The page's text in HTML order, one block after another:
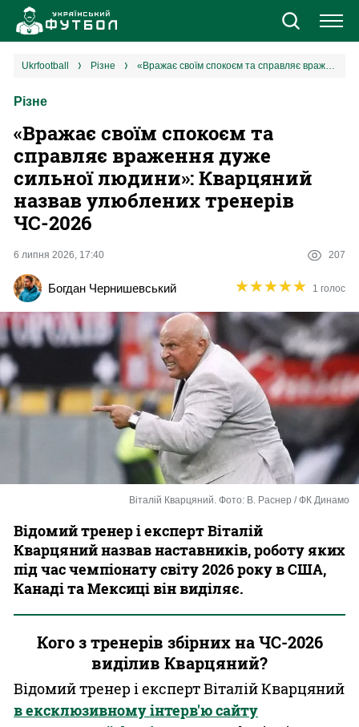
Новини
Єврокубки
УПЛ
Різне
Букмекери
Казино
ukrfootball різне «Вражає своїм спокоєм та справляє враження дуже сильної людини»: Кварцяний назвав улюблених тренерів ЧС-2026
Різне
«Вражає своїм спокоєм та
справляє враження дуже
сильної людини»: Кварцяний
назвав улюблених тренерів
ЧС-2026
6 липня 2026, 17:40 207
Богдан Чернишевський ★★★★★
★★★★★ 1 голос
Віталій Кварцяний. Фото: В. Раснер / ФК Динамо
Відомий тренер і експерт Віталій
Кварцяний назвав наставників, роботу яких
під час чемпіонату світу 2026 року в США,
Канаді та Мексиці він виділяє.
Кого з тренерів збірних на ЧС-2026
виділив Кварцяний?
Відомий тренер і експерт Віталій Кварцяний
в ексклюзивному інтерв'ю сайту